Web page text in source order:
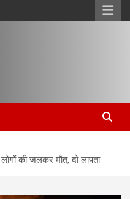
की जलकर मौत, दो लापता